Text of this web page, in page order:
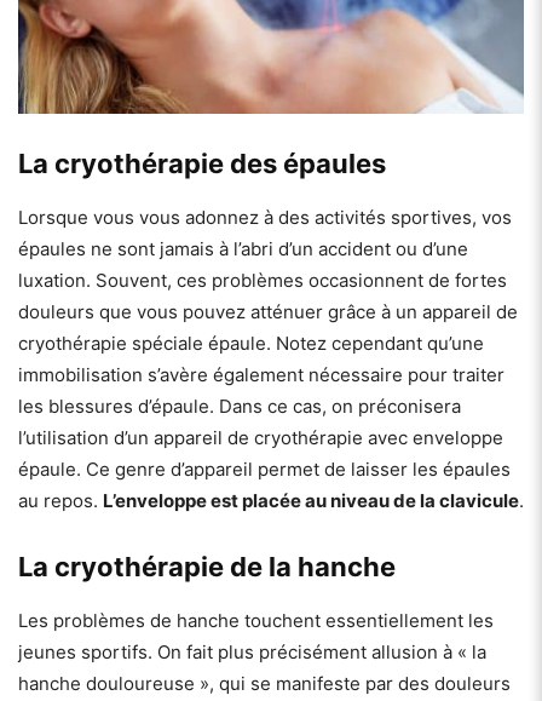
La cryothérapie des épaules
Lorsque vous vous adonnez à des activités sportives, vos
épaules ne sont jamais à l’abri d’un accident ou d’une
luxation. Souvent, ces problèmes occasionnent de fortes
douleurs que vous pouvez atténuer grâce à un appareil de
cryothérapie spéciale épaule. Notez cependant qu’une
immobilisation s’avère également nécessaire pour traiter
les blessures d’épaule. Dans ce cas, on préconisera
l’utilisation d’un appareil de cryothérapie avec enveloppe
épaule. Ce genre d’appareil permet de laisser les épaules
au repos. L’enveloppe est placée au niveau de la clavicule.
La cryothérapie de la hanche
Les problèmes de hanche touchent essentiellement les
jeunes sportifs. On fait plus précisément allusion à « la
hanche douloureuse », qui se manifeste par des douleurs